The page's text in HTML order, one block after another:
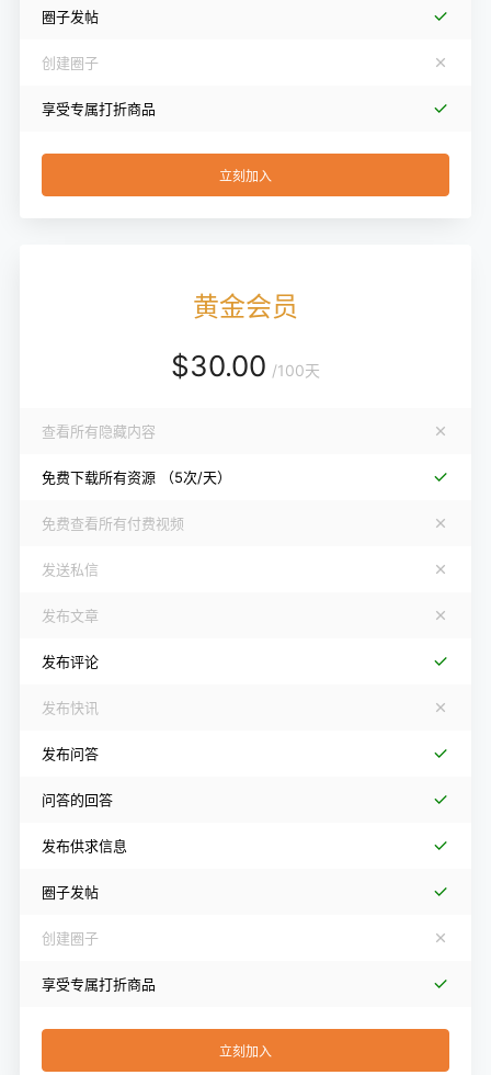
圈子发帖
创建圈子
享受专属打折商品
立刻加入
黄金会员
$30.00 /100天
查看所有隐藏内容
免费下载所有资源 （5次/天）
免费查看所有付费视频
发送私信
发布文章
发布评论
发布快讯
发布问答
问答的回答
发布供求信息
圈子发帖
创建圈子
享受专属打折商品
立刻加入